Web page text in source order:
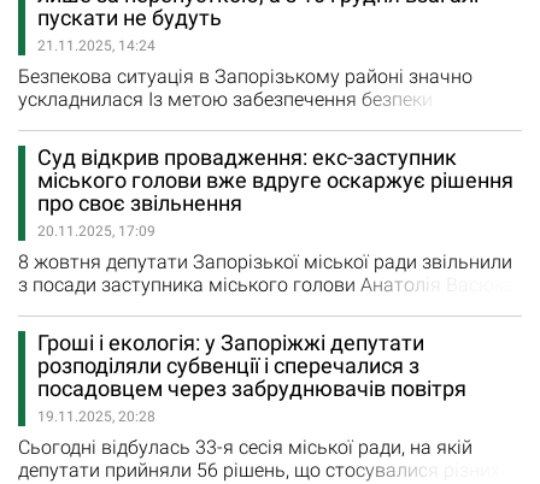
років — програми «Зимова підтримка».…
пускати не будуть
21.11.2025, 14:24
Безпекова ситуація в Запорізькому районі значно
ускладнилася Із метою забезпечення безпеки
підвищеного ризику, з 24 листопада 2025 року в’їзд на
територію селища Малокатеринівка буде
здійснюватися винятково за перепустками. Про це
повідомляє Кушугумська селищна рада. Перепустки
можна отримати у старости селища Малокатеринівка…
Суд відкрив провадження: екс-заступник
міського голови вже вдруге оскаржує рішення
про своє звільнення
20.11.2025, 17:09
8 жовтня депутати Запорізької міської ради звільнили
з посади заступника міського голови Анатолія Васюка,
попереднього звільнення. Причому на цей раз
посадовця, за плечима якого понад 20 років стажу на
державній службі, звільнили за прогули. Самого
заступника міського голови на сесії не було, у той день
він перебував у…
Гроші і екологія: у Запоріжжі депутати
розподіляли субвенції і сперечалися з
посадовцем через забруднювачів повітря
19.11.2025, 20:28
Сьогодні відбулась 33-я сесія міської ради, на якій
депутати прийняли 56 рішень, що стосувалися різних